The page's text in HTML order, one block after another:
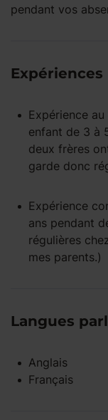
pendant vos
Expériences
Expérience
enfant de 3 à
deux frères
garde donc
Expérience
ans pendant
régulières
mes parents.)
Langues
Anglais
Français